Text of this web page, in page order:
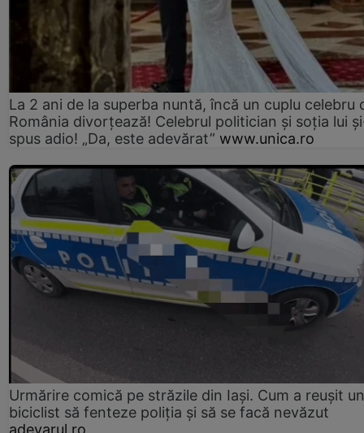
La 2 ani de la superba nuntă, încă un cuplu celebru
România divorțează! Celebrul politician și soția lui
spus adio! „Da, este adevărat” www.unica.ro
Urmărire comică pe străzile din Iași. Cum a reușit un
biciclist să fenteze poliția și să se facă nevăzut